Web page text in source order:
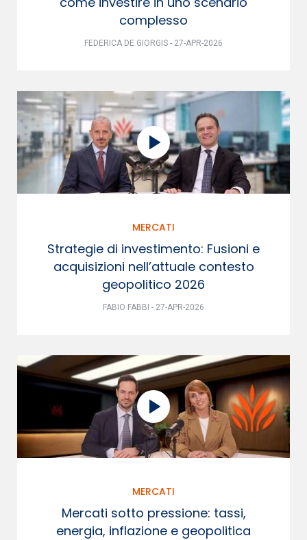
complesso
FEDERICA DE GIORGIS - 27-APR-2026
MERCATI
Strategie di investimento: Fusioni e
acquisizioni nell’attuale contesto
geopolitico 2026
FABIO FABBI - 27-APR-2026
MERCATI
Mercati sotto pressione: tassi,
energia, inflazione e geopolitica